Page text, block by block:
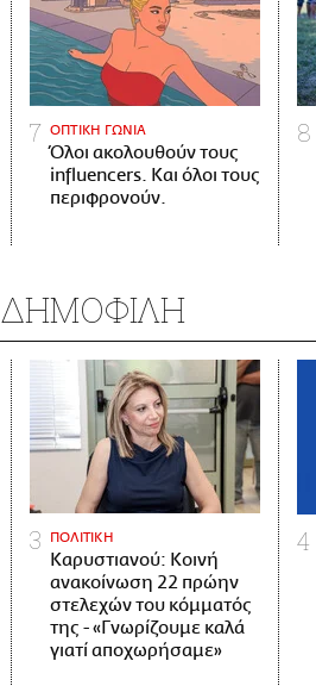
ΟΠΤΙΚΗ ΓΩΝΙΑ
Όλοι ακολουθούν τους
influencers. Και όλοι τους
περιφρονούν.
ΔΗΜΟΦΙΛΗ
ΠΟΛΙΤΙΚΗ
Καρυστιανού: Κοινή
ανακοίνωση 22 πρώην
στελεχών του κόμματός
της - «Γνωρίζουμε καλά
γιατί αποχωρήσαμε»